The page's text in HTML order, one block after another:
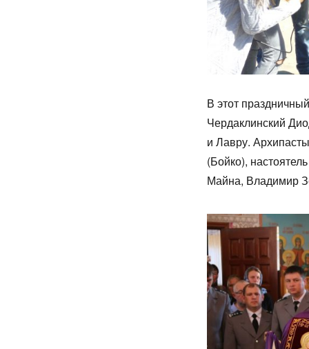
В этот
Чердаклинский
и Лавру.
(Бойко),
Майна, Владимир